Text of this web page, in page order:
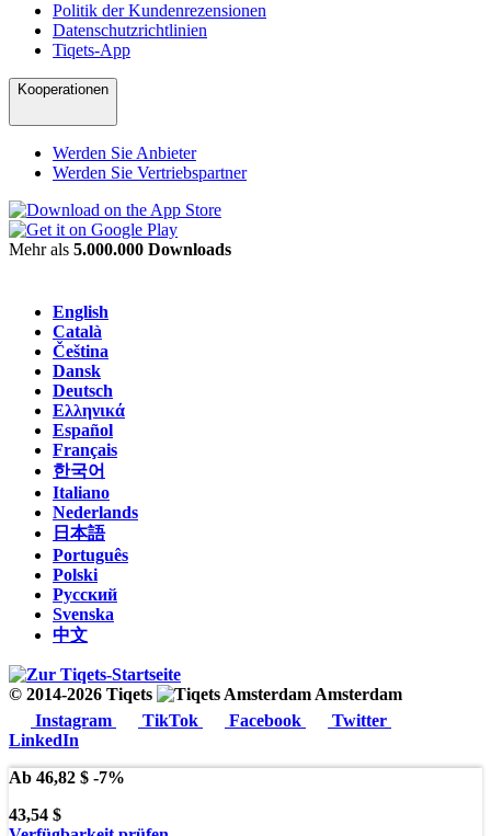
Politik der Kundenrezensionen
Datenschutzrichtlinien
Tiqets-App
Kooperationen
Werden Sie Anbieter
Werden Sie Vertriebspartner
Mehr als 5.000.000 Downloads
English
Català
Čeština
Dansk
Deutsch
Ελληνικά
Español
Français
한국어
Italiano
Nederlands
日本語
Português
Polski
Русский
Svenska
中文
© 2014-2026 Tiqets
Amsterdam
Instagram
TikTok Facebook
Twitter
LinkedIn
Ab 46,82 $ -7%
43,54 $